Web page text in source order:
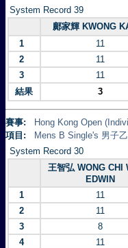
System Record 39
鄺家輝 KWONG
1
11
2
11
3
11
結果
3
賽事:
Hong Kong Open
項目:
Mens B Single's 男子
System Record 30
王智弘 WONG CHI
EDWIN
1 11
2
11
3
8
4
11